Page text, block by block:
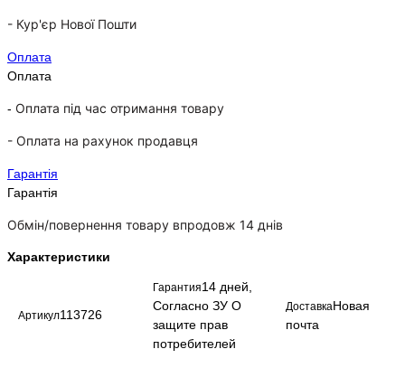
- Кур'єр Нової Пошти
Оплата
Оплата
- Оплата під час отримання товару
- Оплата на рахунок продавця
Гарантія
Гарантія
Обмін/повернення товару впродовж 14 днів
Характеристики
Артикул113726
Гарантия14 дней,
Согласно ЗУ О
защите прав
потребителей
ДоставкаНовая
почта